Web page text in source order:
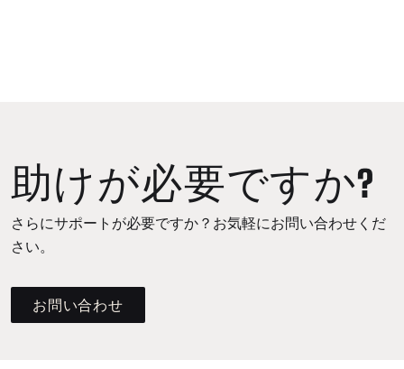
助けが必要ですか?
さらにサポートが必要ですか？お気軽にお問い合わせくだ
さい。
お問い合わせ